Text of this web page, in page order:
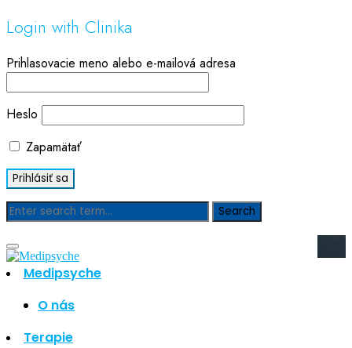
Login with Clinika
Prihlasovacie meno alebo e-mailová adresa
Heslo
Zapamätať
Medipsyche
O nás
Terapie
Blog
Hľadať
Najnovšie články